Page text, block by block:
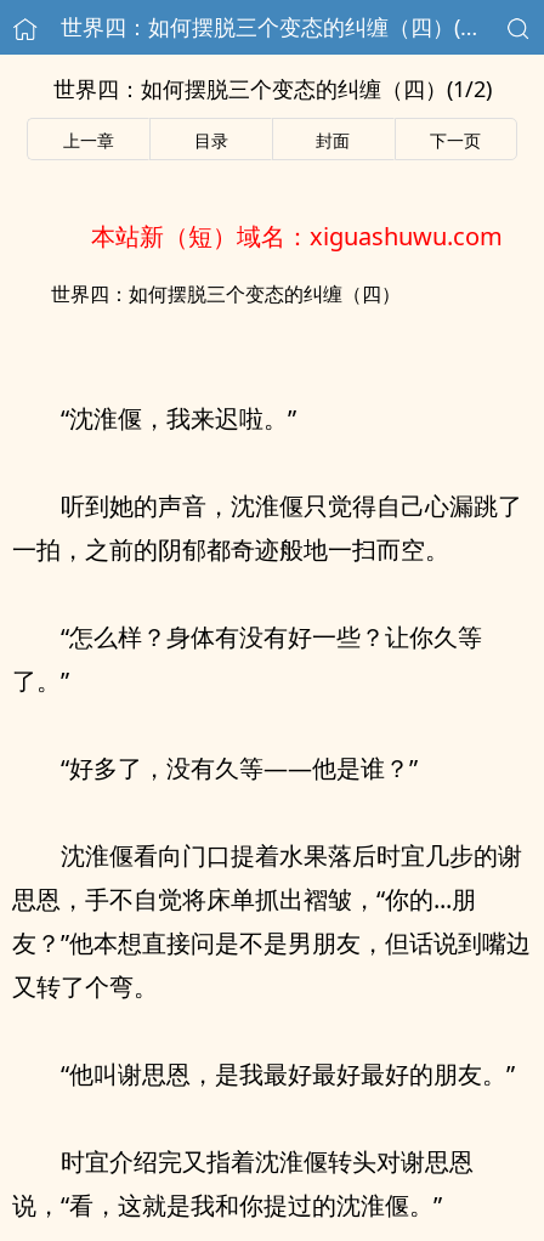
世界四：如何摆脱三个变态的纠缠（四）(1/2)
世界四：如何摆脱三个变态的纠缠（四）(1/2)
上一章 目录 封面 下一页
本站新（短）域名：xiguashuwu.com
世界四：如何摆脱三个变态的纠缠（四）
“沈淮偃，我来迟啦。”
听到她的声音，沈淮偃只觉得自己心漏跳了
一拍，之前的阴郁都奇迹般地一扫而空。
“怎么样？身体有没有好一些？让你久等
了。”
“好多了，没有久等——他是谁？”
沈淮偃看向门口提着水果落后时宜几步的谢
思恩，手不自觉将床单抓出褶皱，“你的...朋
友？”他本想直接问是不是男朋友，但话说到嘴边
又转了个弯。
“他叫谢思恩，是我最好最好最好的朋友。”
时宜介绍完又指着沈淮偃转头对谢思恩
说，“看，这就是我和你提过的沈淮偃。”